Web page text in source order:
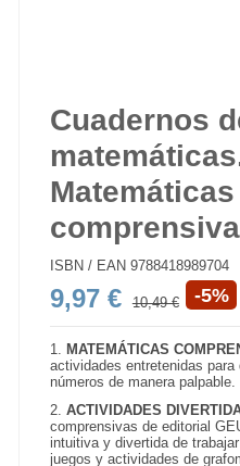
Cuadernos
Matemáticas
ISBN / EAN 9788418989704
9,97 € 10,49 € -5%
1. MATEMÁTICAS
actividades entretenidas
números de manera palpable.
2.ACTIVIDADES
comprensivas de editorial
intuitiva y divertida de
juegos y actividades de